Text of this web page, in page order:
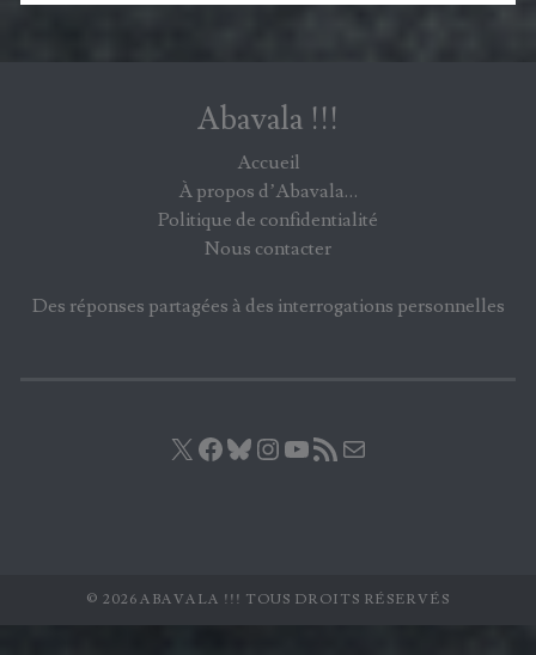
Abavala !!!
Accueil
À propos d’Abavala…
Politique de confidentialité
Nous contacter
Des réponses partagées à des interrogations personnelles
X Facebook
Bluesky
Instagram
YouTube
Flux RSS
© 2026 ABAVALA !!! TOUS DROITS RÉSERVÉS